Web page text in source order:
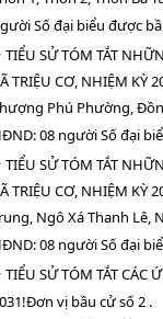
Số đại biểu được
TIỂU SỬ TÓM TẮT
TRIỆU CƠ, NHIỆM KỲ
Phú Phường,
08 người Số đại
TIỂU SỬ TÓM TẮT
TRIỆU CƠ, NHIỆM KỲ
Ngô Xá Thanh Lê,
08 người Số đại
TIỂU SỬ TÓM TẮT CÁC
vị bầu cử số 2 .